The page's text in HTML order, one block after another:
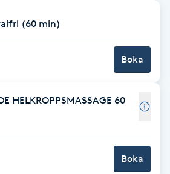
(60 min)
Boka
HELKROPPSMASSAGE 60
Boka